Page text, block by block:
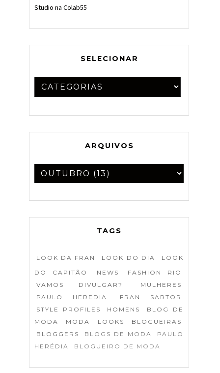
Studio na Colab55
SELECIONAR
ARQUIVOS
TAGS
LOOK DA FRAN LOOK DO DIA
LOOK
DO CAPITÃO
NEWS
FASHION RIO
VAMOS DIVULGAR?
MULHERES
PAULO HEREDIA
FRAN SARTOR
STYLE PROFILES
HOMENS
BLOG DE
MODA
MODA LOOKS
BLOGUEIRAS
BLOGGERS
BLOGS DE MODA
PAULO
HERÉDIA
BLOGUEIRO DE MODA